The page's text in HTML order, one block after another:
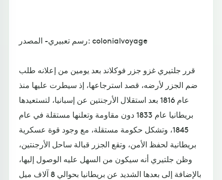
رسم تعبيري- المصدر: colonialvoyage
قرر جلتيري غزو جزر فوكلاند بعد يومين من إعلانه طلب
ضم الجزر لأرضه، قصد استرجاعها، إذ سيطرت عليها منذ
عام 1816 بعد استقلال الأرجنتين عن إسبانيا، لتستعيدها
بريطانيا عام 1833 دون مقاومة وتعلنها مستقلة في عام
1845، وتشكل حكومة مستقلة، مع وجود قوة عسكرية
بريطانية لحفظ الأمن، وتقع الجزر قبالة ساحل الأرجنتين،
وظن جلتيري أنه سيكون من السهل عليه الوصول إليها،
بالإضافة إلى بعدها الشديد عن بريطانيا بحوالي 8 آلاف ميل